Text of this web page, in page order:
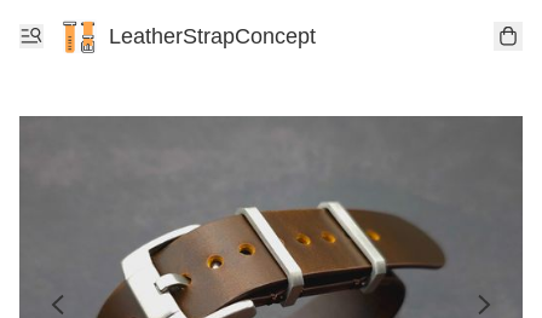
LeatherStrapConcept